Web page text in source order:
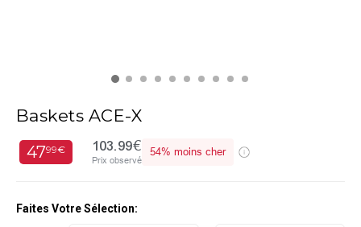
Baskets ACE-X
4799€ 103.99€
Prix observé
54% moins cher
Faites Votre Sélection: